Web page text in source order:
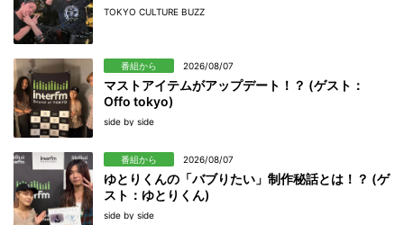
TOKYO CULTURE BUZZ
番組から 2026/08/07
マストアイテムがアップデート！？ (ゲスト：
Offo tokyo)
side by side
番組から 2026/08/07
ゆとりくんの「バブりたい」制作秘話とは！？ (ゲ
スト：ゆとりくん)
side by side